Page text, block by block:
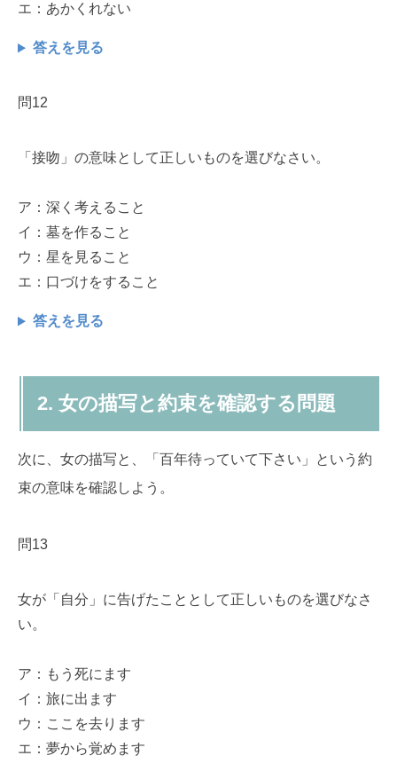
エ：あかくれない
答えを見る
問12
「接吻」の意味として正しいものを選びなさい。
ア：深く考えること
イ：墓を作ること
ウ：星を見ること
エ：口づけをすること
答えを見る
2. 女の描写と約束を確認する問題
次に、女の描写と、「百年待っていて下さい」という約
束の意味を確認しよう。
問13
女が「自分」に告げたこととして正しいものを選びなさ
い。
ア：もう死にます
イ：旅に出ます
ウ：ここを去ります
エ：夢から覚めます